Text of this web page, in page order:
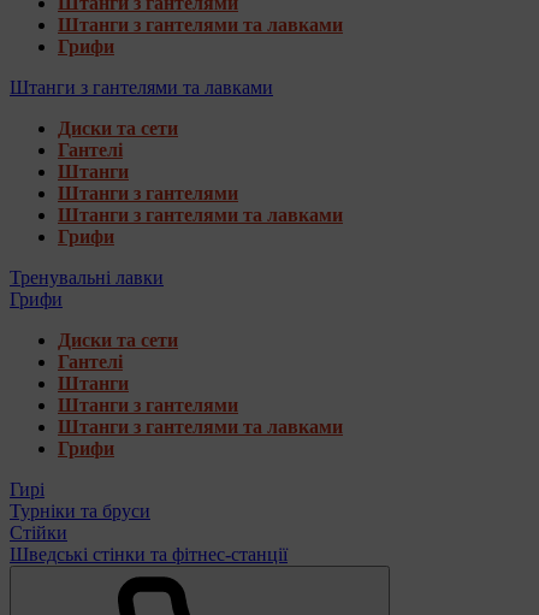
Штанги з гантелями та лавками
Грифи
Штанги з гантелями та лавками
Диски та сети
Гантелі
Штанги
Штанги з гантелями
Штанги з гантелями та лавками
Грифи
Тренувальні лавки
Грифи
Диски та сети
Гантелі
Штанги
Штанги з гантелями
Штанги з гантелями та лавками
Грифи
Гирі
Турніки та бруси
Стійки
Шведські стінки та фітнес-станції